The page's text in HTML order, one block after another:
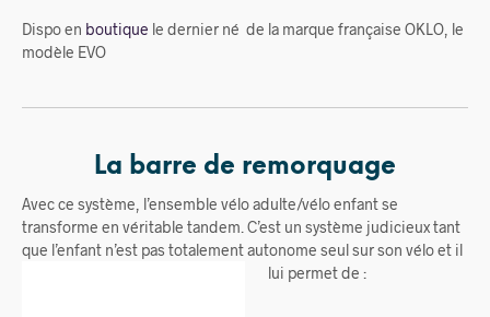
Dispo en boutique le dernier né de la marque française OKLO, le
modèle EVO
La barre de remorquage
Avec ce système, l’ensemble vélo adulte/vélo enfant se
transforme en véritable tandem. C’est un système judicieux tant
que l’enfant n’est pas totalement autonome seul sur son vélo et il
lui permet de :